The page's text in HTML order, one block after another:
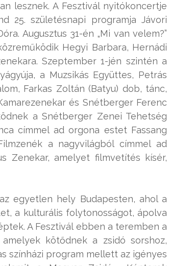
lesznek. A Fesztivál nyitókoncertje
25. születésnapi programja Jávori
Augusztus 31-én „Mi van velem?”
Hegyi Barbara, Hernádi
Szeptember 1-jén szintén a
a Muzsikás Együttes, Petrás
Farkas Zoltán (Batyu) dob, tánc,
és Snétberger Ferenc
a Snétberger Zenei Tehetség
címmel ad orgona estet Fassang
a nagyvilágból címmel ad
Zenekar, amelyet filmvetítés kísér,
egyetlen hely Budapesten, ahol a
a kulturális folytonosságot, ápolva
A Fesztivál ebben a teremben a
kötődnek a zsidó sorshoz,
színházi program mellett az igényes